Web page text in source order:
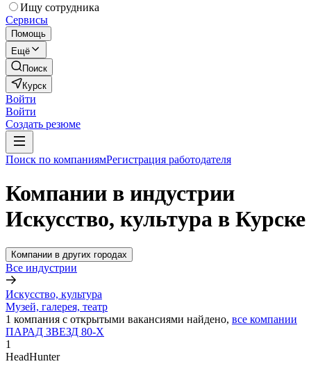
Ищу сотрудника
Сервисы
Помощь
Ещё
Поиск
Курск
Войти
Войти
Создать резюме
Поиск по компаниямРегистрация работодателя
Компании в индустрии
Искусство, культура в Курске
Компании в других городах
Все индустрии
Искусство, культура
Музей, галерея, театр
1 компания с открытыми вакансиями найдено, все компании
ПАРАД ЗВЕЗД 80-Х
1
HeadHunter